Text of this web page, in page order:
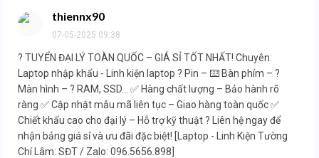
thiennx90
07-05-2025 09:38
? TUYỂN ĐẠI LÝ TOÀN QUỐC – GIÁ SỈ TỐT NHẤT! Chuyên:
Laptop nhập khẩu - Linh kiện laptop ? Pin – ⌨️ Bàn phím – ?
Màn hình – ? RAM, SSD... ✅ Hàng chất lượng – Bảo hành rõ
ràng ✅ Cập nhật mẫu mã liên tục – Giao hàng toàn quốc ✅
Chiết khấu cao cho đại lý – Hỗ trợ kỹ thuật ? Liên hệ ngay để
nhận bảng giá sỉ và ưu đãi đặc biệt! [Laptop - Linh Kiện Tường
Chí Lâm: SĐT / Zalo: 096.5656.898]